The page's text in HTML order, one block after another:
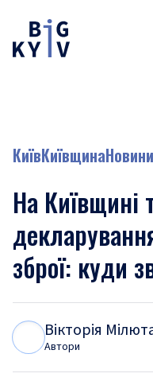
КиївКиївщинаНовини
На Київщині
зброї: куди
Вікторія
Автори